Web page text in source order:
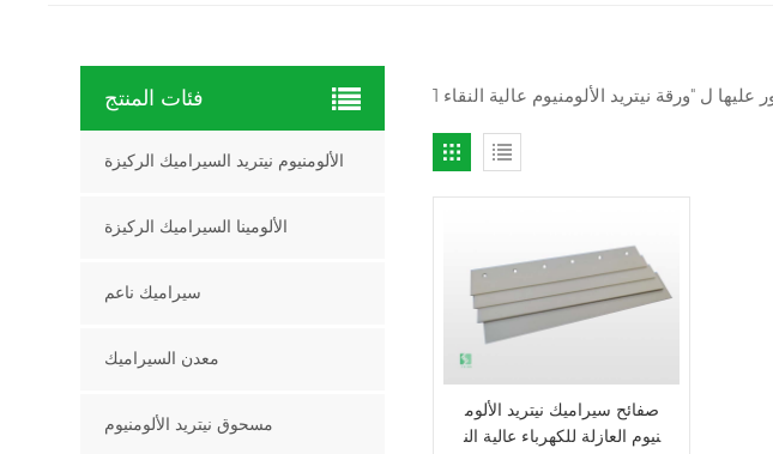
صفائح سيراميك نيتريد الألوم
نيوم العازلة للكهرباء عالية الن
فئات المنتج
الألومنيوم نيتريد السيراميك الركيزة
الألومينا السيراميك الركيزة
سيراميك ناعم
معدن السيراميك
مسحوق نيتريد الألومنيوم